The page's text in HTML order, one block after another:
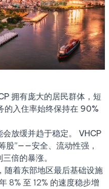
拥有庞大的居民群体，短
的入住率始终保持在 90%
放缓并趋于稳定。 VHCP
股”——安全、流动性强，
倍的暴涨。
着东部地区最后基础设施
8% 至 12% 的速度稳步增